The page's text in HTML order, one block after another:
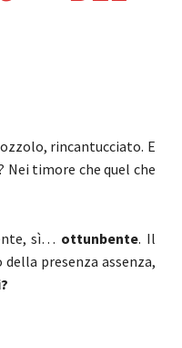
rincantucciato. E
Nei timore che quel che
sì… ottunbente. Il
presenza assenza,